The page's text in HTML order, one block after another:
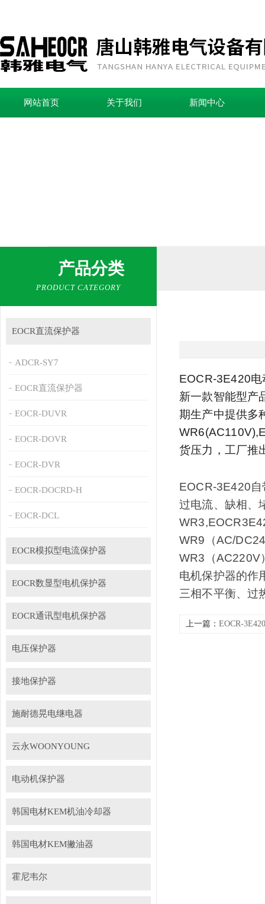
网站首页 关于我们 新闻中心
产品分类
PRODUCT CATEGORY
EOCR直流保护器
ADCR-SY7
EOCR直流保护器
EOCR-DUVR
EOCR-DOVR
EOCR-DVR
EOCR-DOCRD-H
EOCR-DCL
EOCR模拟型电流保护器
EOCR数显型电机保护器
EOCR通讯型电机保护器
电压保护器
接地保护器
施耐德晃电继电器
云永WOONYOUNG
电动机保护器
韩国电材KEM机油冷却器
韩国电材KEM撇油器
霍尼韦尔
EOCR-3E420
新一款智能型产
期生产中提供多
货压力，工厂推
EOCR-3E420自
过电流、缺相、
WR9（AC/
WR3（AC220V
电机保护器的作
三相不平衡、过
上一篇： EOCR-